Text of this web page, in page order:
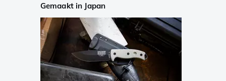
Gemaakt in Japan